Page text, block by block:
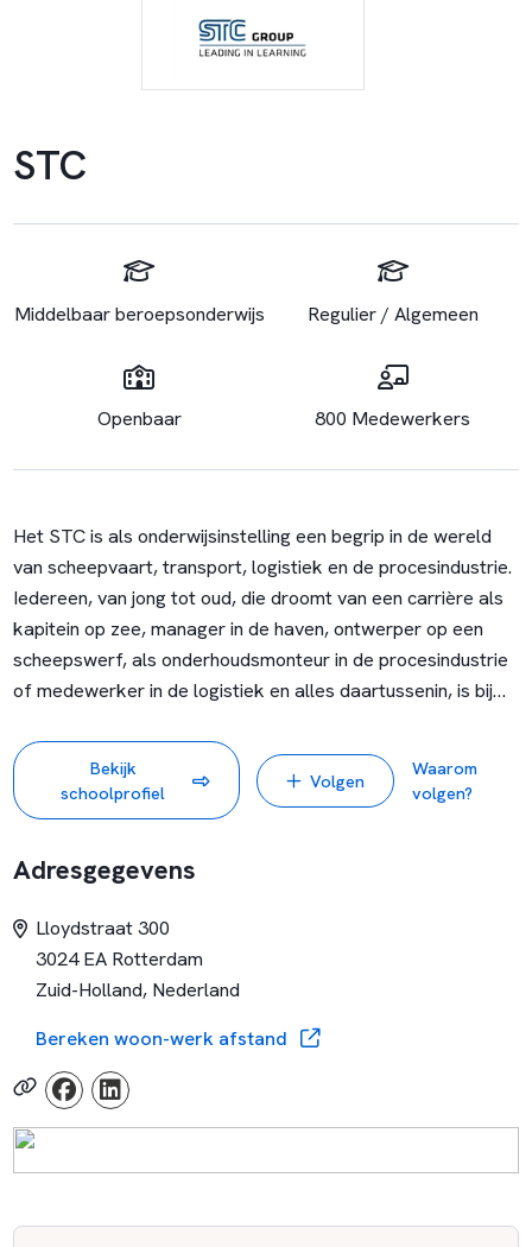
STC
Middelbaar beroepsonderwijs Regulier / Algemeen
Openbaar 800 Medewerkers
Het STC is als onderwijsinstelling een begrip in de wereld
van scheepvaart, transport, logistiek en de procesindustrie.
Iedereen, van jong tot oud, die droomt van een carrière als
kapitein op zee, manager in de haven, ontwerper op een
scheepswerf, als onderhoudsmonteur in de procesindustrie
of medewerker in de logistiek en alles daartussenin, is bij
specifieke vakkennis spelen een belangrijk rol in het
studiesucces. Met ruim 800 collega’s werken we elke dag
met passie samen aan het maken van aantrekkelijk
niveaus: vmbo, (haven)havo, mbo, hbo en master.
Wij staan voor de kracht van beroepsonderwijs. Wij
ontwikkelen, samen met het bedrijfsleven, het talent van de
toekomst voor het havenindustrieel complex, de maritieme
en de logistieke sector. Het STC wil in de komende decennia
arbeidsmarkt. De ambities van het STC zijn groot. Om deze
te realiseren spelen collega’s een doorslaggevende rol.
Bekijk
schoolprofiel
Volgen
Waarom
volgen?
Adresgegevens
Lloydstraat 300
3024 EA Rotterdam
Zuid-Holland, Nederland
Bereken woon-werk afstand